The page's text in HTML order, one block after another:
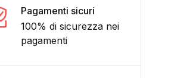
Pagamenti sicuri
100% di sicurezza nei
pagamenti